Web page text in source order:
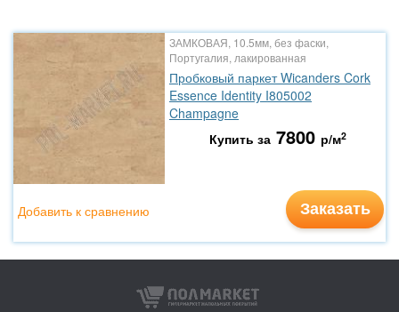
ЗАМКОВАЯ, 10.5мм, без фаски,
Португалия, лакированная
Пробковый паркет Wicanders Cork
Essence Identity I805002
Champagne
Купить за 7800 р/м2
Заказать
Добавить к сравнению